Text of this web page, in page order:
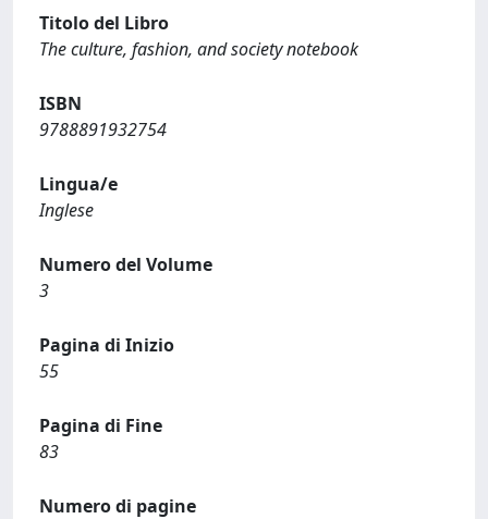
Titolo del Libro
The culture, fashion, and society notebook
ISBN
9788891932754
Lingua/e
Inglese
Numero del Volume
3
Pagina di Inizio
55
Pagina di Fine
83
Numero di pagine